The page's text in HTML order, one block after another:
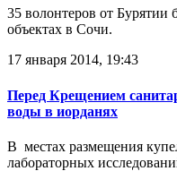
35 волонтеров от Бурятии
объектах в Сочи.
17 января 2014, 19:43
Перед Крещением
воды в иорданях
В местах размещения
лабораторных